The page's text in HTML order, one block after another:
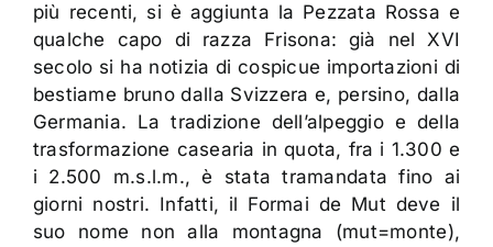
più recenti, si è aggiunta la Pezzata Rossa e
qualche capo di razza Frisona: già nel XVI
secolo si ha notizia di cospicue importazioni di
bestiame bruno dalla Svizzera e, persino, dalla
Germania. La tradizione dell’alpeggio e della
trasformazione casearia in quota, fra i 1.300 e
i 2.500 m.s.l.m., è stata tramandata fino ai
giorni nostri. Infatti, il Formai de Mut deve il
suo nome non alla montagna (mut=monte),